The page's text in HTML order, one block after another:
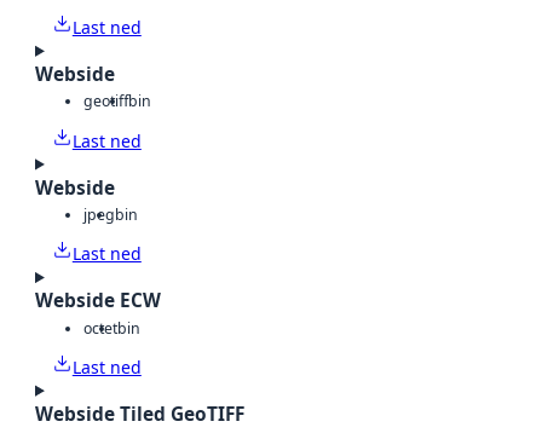
Last ned
Webside
geotiffbin
Last ned
Webside
jpegbin
Last ned
Webside ECW
octetbin
Last ned
Webside Tiled GeoTIFF